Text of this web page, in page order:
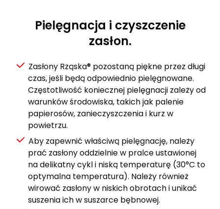
Pielęgnacja i czyszczenie
zasłon.
Zasłony Rząska® pozostaną piękne przez długi
czas, jeśli będą odpowiednio pielęgnowane.
Częstotliwość koniecznej pielęgnacji zależy od
warunków środowiska, takich jak palenie
papierosów, zanieczyszczenia i kurz w
powietrzu.
Aby zapewnić właściwą pielęgnację, należy
prać zasłony oddzielnie w pralce ustawionej
na delikatny cykl i niską temperaturę (30°C to
optymalna temperatura). Należy również
wirować zasłony w niskich obrotach i unikać
suszenia ich w suszarce bębnowej.